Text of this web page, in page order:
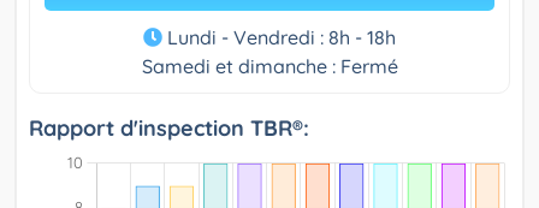
Lundi - Vendredi : 8h - 18h
Samedi et dimanche : Fermé
Rapport d'inspection TBR®: